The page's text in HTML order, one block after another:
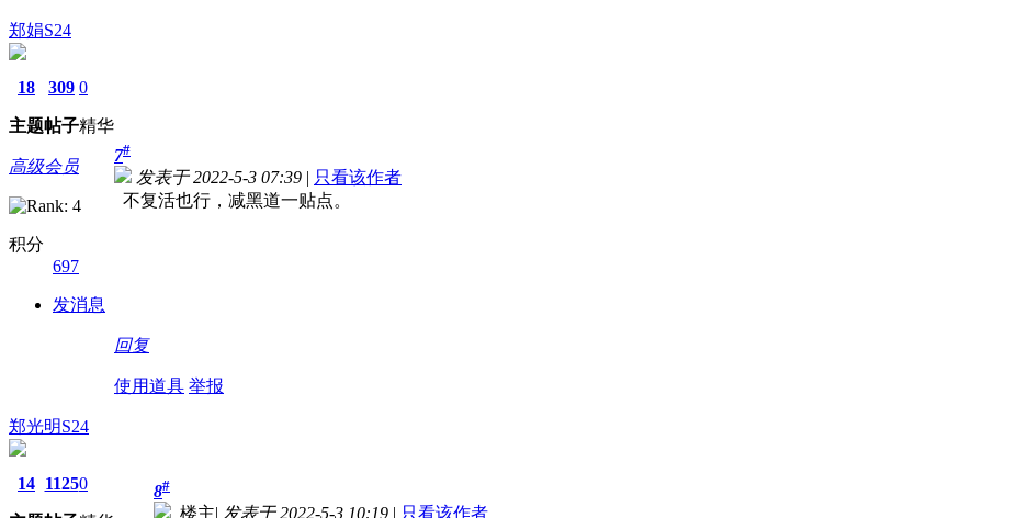
郑娟S24
18
主题
309
帖子
0
精华
高级会员
积分
697
发消息
7#
发表于 2022-5-3 07:39 | 只看该作者
不复活也行，减黑道一贴点。
回复
使用道具 举报
郑光明S24
14 11250 8#
楼主| 发表于 2022-5-3 10:19 | 只看该作者